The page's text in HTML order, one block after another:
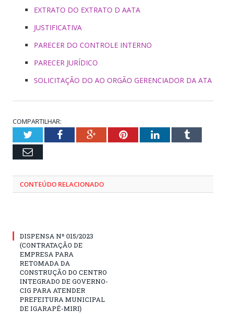
EXTRATO DO EXTRATO D AATA
JUSTIFICATIVA
PARECER DO CONTROLE INTERNO
PARECER JURÍDICO
SOLICITAÇÃO DO AO ORGÃO GERENCIADOR DA ATA
COMPARTILHAR:
TwitterFacebookGoogle+PinterestLinkedInTumblr
Email
CONTEÚDO RELACIONADO
DISPENSA Nº 015/2023
(CONTRATAÇÃO DE
EMPRESA PARA
RETOMADA DA
CONSTRUÇÃO DO CENTRO
INTEGRADO DE GOVERNO-
CIG PARA ATENDER
PREFEITURA MUNICIPAL
DE IGARAPÉ-MIRI)